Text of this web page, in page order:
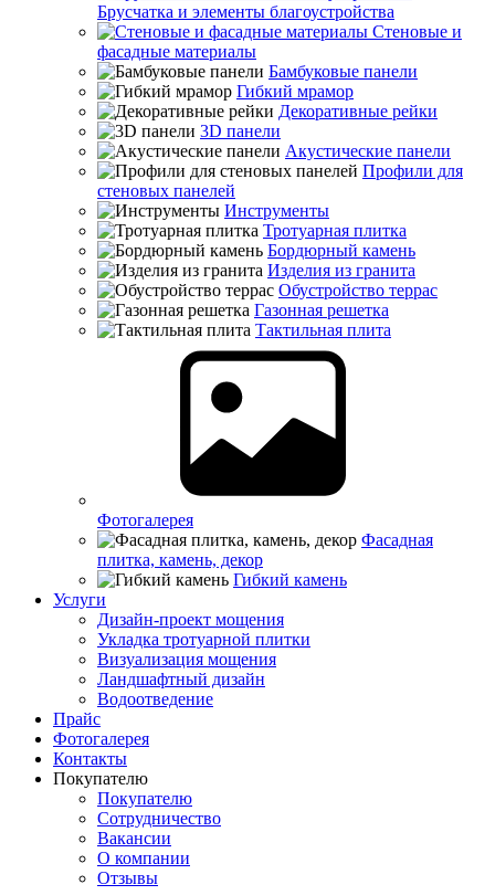
Брусчатка и элементы благоустройства
Стеновые и
фасадные материалы
Бамбуковые панели
Гибкий мрамор
Декоративные рейки
3D панели
Акустические панели
Профили для
стеновых панелей
Инструменты
Тротуарная плитка
Бордюрный камень
Изделия из гранита
Обустройство террас
Газонная решетка
Тактильная плита
Фотогалерея
Фасадная
плитка, камень, декор
Гибкий камень
Услуги
Дизайн-проект мощения
Укладка тротуарной плитки
Визуализация мощения
Ландшафтный дизайн
Водоотведение
Прайс
Фотогалерея
Контакты
Покупателю
Покупателю
Сотрудничество
Вакансии
О компании
Отзывы